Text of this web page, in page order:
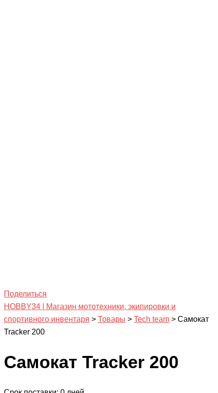
Поделиться
HOBBY34 | Магазин мототехники, экипировки и
спортивного инвентаря > Товары > Tech team > Самокат
Tracker 200
Самокат Tracker 200